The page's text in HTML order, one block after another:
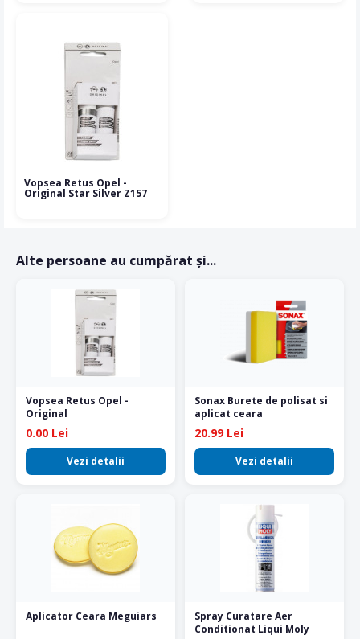
Vopsea Retus Opel -
Original Star Silver Z157
Alte persoane au cumpărat și...
Vopsea Retus Opel -
Original
0.00 Lei
Vezi detalii
Sonax Burete de polisat si
aplicat ceara
20.99 Lei
Vezi detalii
Aplicator Ceara Meguiars
Spray Curatare Aer
Conditionat Liqui Moly